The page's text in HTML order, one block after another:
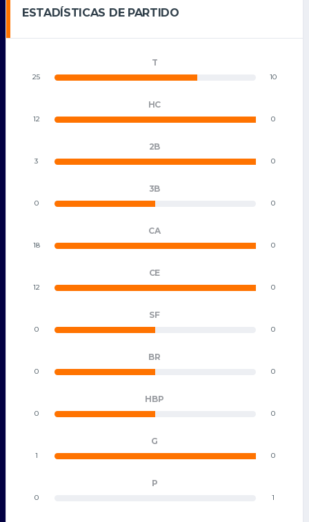
ESTADÍSTICAS DE PARTIDO
T
25 10
HC
12 0
2B
3 0
3B
0 0
CA
18 0
CE
12 0
SF
0 0
BR
0 0
HBP
0 0
G
1 0
P
0 1